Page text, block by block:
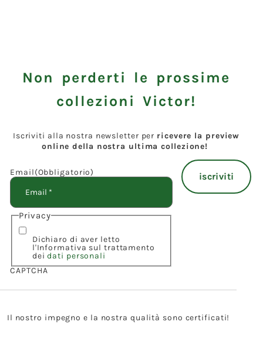
Non perderti le prossime
collezioni Victor!
Iscriviti alla nostra newsletter per ricevere la preview
online della nostra ultima collezione!
Email(Obbligatorio)
Privacy
Dichiaro di aver letto
l'Informativa sul trattamento
deidati personali
CAPTCHA
Il nostro impegno e la nostra qualità sono certificati!